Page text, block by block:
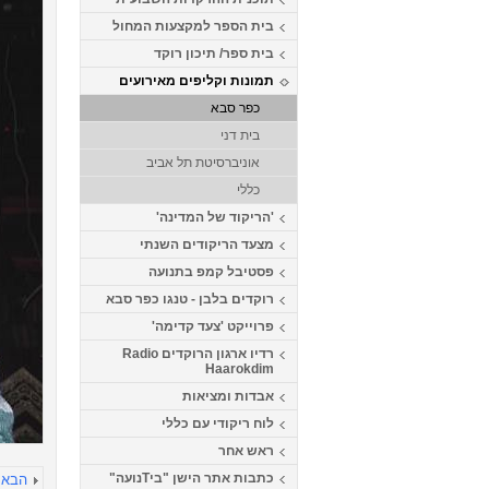
בית הספר למקצעות המחול
בית ספר/ תיכון רוקד
תמונות וקליפים מאירועים
כפר סבא
בית דני
אוניברסיטת תל אביב
כללי
'הריקוד של המדינה'
מצעד הריקודים השנתי
פסטיבל קמפ בתנועה
רוקדים בלבן - טנגו כפר סבא
פרוייקט 'צעד קדימה'
רדיו ארגון הרוקדים Radio
Haarokdim
אבדות ומציאות
לוח ריקודי עם כללי
ראש אחר
כתבות אתר הישן "ביTנועה"
הבא